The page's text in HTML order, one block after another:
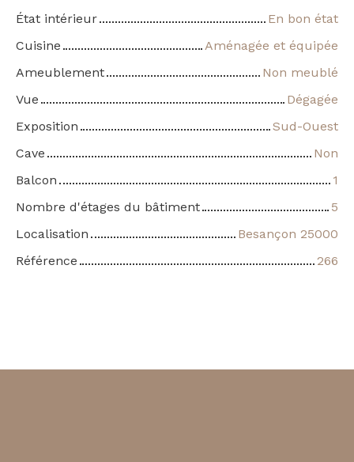
État intérieur
En bon état
Cuisine
Aménagée et équipée
Ameublement
Non meublé
Vue
Dégagée
Exposition
Sud-Ouest
Cave
Non
Balcon
1
Nombre d'étages du bâtiment
5
Localisation
Besançon 25000
Référence
266